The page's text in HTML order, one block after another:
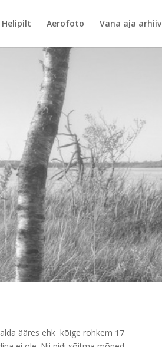
Helipilt Aerofoto Vana aja arhiiv
ääres ehk kõige rohkem 17